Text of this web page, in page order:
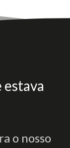
o nosso